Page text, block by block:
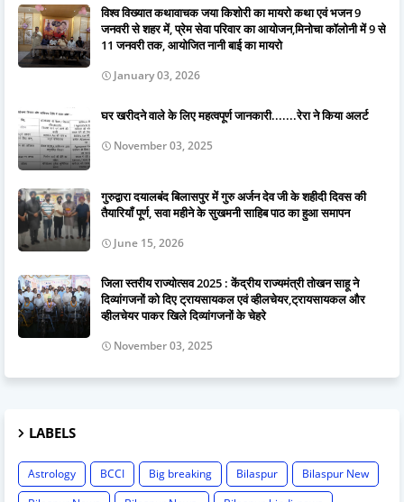
विश्व विख्यात कथावाचक जया किशोरी का मायरो कथा एवं भजन 9
जनवरी से शहर में, प्रेम सेवा परिवार का आयोजन,मिनोचा कॉलोनी में 9 से
11 जनवरी तक, आयोजित नानी बाई का मायरो
January 03, 2026
घर खरीदने वाले के लिए महत्वपूर्ण जानकारी.......रेरा ने किया अलर्ट
November 03, 2025
गुरुद्वारा दयालबंद बिलासपुर में गुरु अर्जन देव जी के शहीदी दिवस की
तैयारियाँ पूर्ण, सवा महीने के सुखमनी साहिब पाठ का हुआ समापन
June 15, 2026
जिला स्तरीय राज्योत्सव 2025 : केंद्रीय राज्यमंत्री तोखन साहू ने
दिव्यांगजनों को दिए ट्रायसायकल एवं व्हीलचेयर,ट्रायसायकल और
व्हीलचेयर पाकर खिले दिव्यांगजनों के चेहरे
November 03, 2025
LABELS
Astrology BCCI Big breaking Bilaspur
Bilaspur New